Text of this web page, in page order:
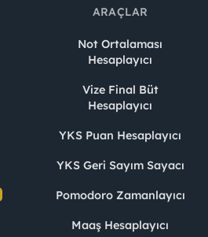
ARAÇLAR
Not Ortalaması
Hesaplayıcı
Vize Final Büt
Hesaplayıcı
YKS Puan Hesaplayıcı
YKS Geri Sayım Sayacı
Pomodoro Zamanlayıcı
Maaş Hesaplayıcı